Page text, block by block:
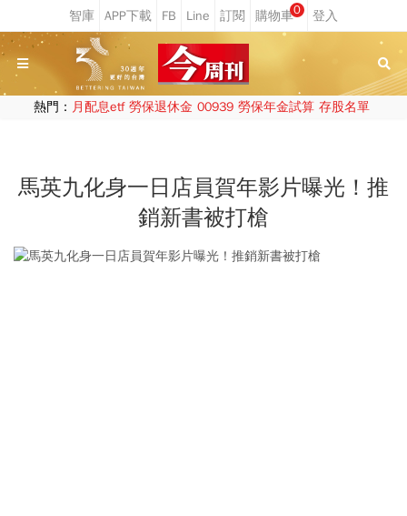
0
熱門： 月配息etf 勞保退休金 00939 勞保年金試算 存股名單
馬英九化身一日店員賀年影片曝光！推
銷新書被打槍